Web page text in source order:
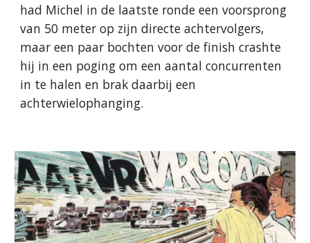
had Michel in de laatste ronde een voorsprong
van 50 meter op zijn directe achtervolgers,
maar een paar bochten voor de finish crashte
hij in een poging om een aantal concurrenten
in te halen en brak daarbij een
achterwielophanging.